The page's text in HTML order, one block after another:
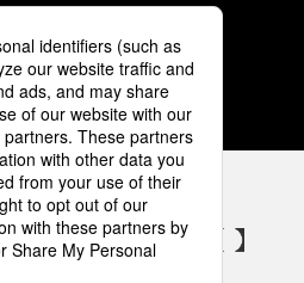
3 4 5
気設備 SNSアカウント